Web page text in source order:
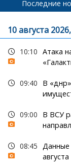
Последние
10 августа
10:10 Атака
09:40
В
09:00
В ВСУ
08:45
августа